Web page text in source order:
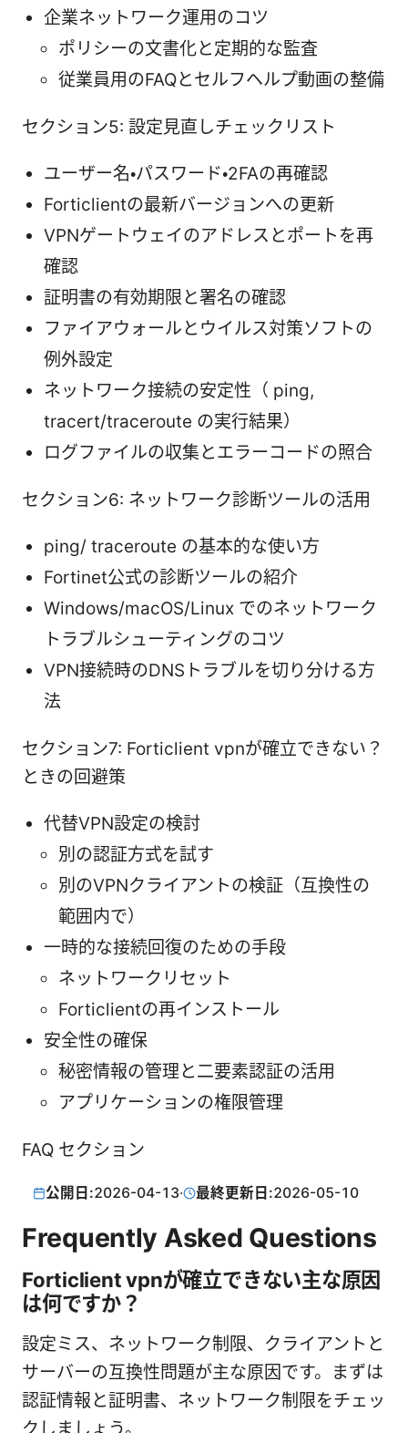
企業ネットワーク運用のコツ
ポリシーの文書化と定期的な監査
従業員用のFAQとセルフヘルプ動画の整備
セクション5: 設定見直しチェックリスト
ユーザー名・パスワード・2FAの再確認
Forticlientの最新バージョンへの更新
VPNゲートウェイのアドレスとポートを再
確認
証明書の有効期限と署名の確認
ファイアウォールとウイルス対策ソフトの
例外設定
ネットワーク接続の安定性（ ping,
tracert/traceroute の実行結果）
ログファイルの収集とエラーコードの照合
セクション6: ネットワーク診断ツールの活用
ping/ traceroute の基本的な使い方
Fortinet公式の診断ツールの紹介
Windows/macOS/Linux でのネットワーク
トラブルシューティングのコツ
VPN接続時のDNSトラブルを切り分ける方
法
セクション7: Forticlient vpnが確立できない？
ときの回避策
代替VPN設定の検討
別の認証方式を試す
別のVPNクライアントの検証（互換性の
範囲内で）
一時的な接続回復のための手段
ネットワークリセット
Forticlientの再インストール
安全性の確保
秘密情報の管理と二要素認証の活用
アプリケーションの権限管理
FAQ セクション
公開日:2026-04-13· 最終更新日:2026-05-10
Frequently Asked Questions
Forticlient vpnが確立できない主な原因
は何ですか？
設定ミス、ネットワーク制限、クライアントと
サーバーの互換性問題が主な原因です。まずは
認証情報と証明書、ネットワーク制限をチェッ